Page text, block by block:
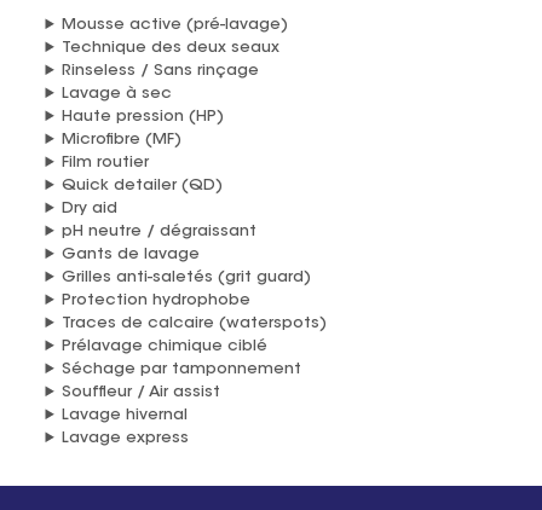
Mousse active (pré-lavage)
Technique des deux seaux
Rinseless / Sans rinçage
Lavage à sec
Haute pression (HP)
Microfibre (MF)
Film routier
Quick detailer (QD)
Dry aid
pH neutre / dégraissant
Gants de lavage
Grilles anti-saletés (grit guard)
Protection hydrophobe
Traces de calcaire (waterspots)
Prélavage chimique ciblé
Séchage par tamponnement
Souffleur / Air assist
Lavage hivernal
Lavage express